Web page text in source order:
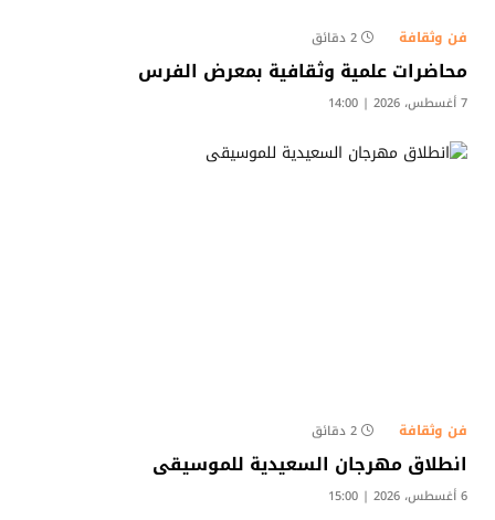
فن وثقافة 2 دقائق
محاضرات علمية وثقافية بمعرض الفرس
7 أغسطس، 2026 | 14:00
فن وثقافة 2 دقائق
انطلاق مهرجان السعيدية للموسيقى
6 أغسطس، 2026 | 15:00